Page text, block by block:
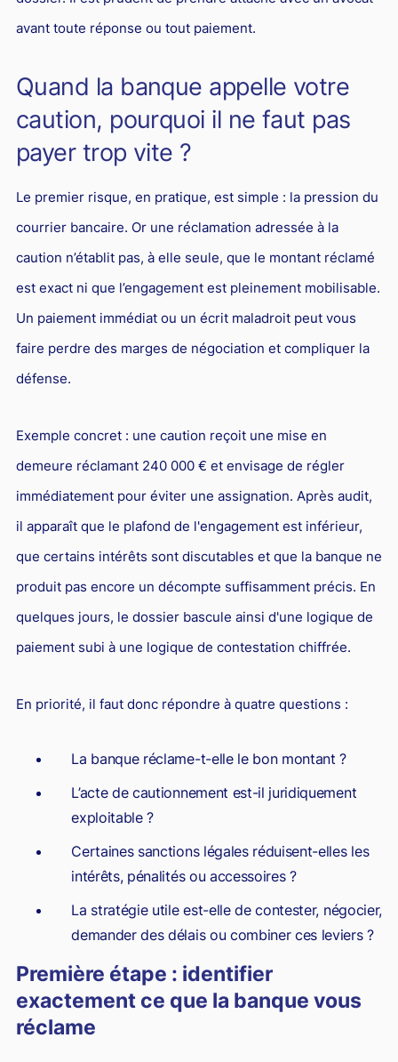
avant toute réponse ou tout paiement.
Quand la banque appelle votre
caution, pourquoi il ne faut pas
payer trop vite ?
Le premier risque, en pratique, est simple : la pression du
courrier bancaire. Or une réclamation adressée à la
caution n’établit pas, à elle seule, que le montant réclamé
est exact ni que l’engagement est pleinement mobilisable.
Un paiement immédiat ou un écrit maladroit peut vous
faire perdre des marges de négociation et compliquer la
défense.
Exemple concret : une caution reçoit une mise en
demeure réclamant 240 000 € et envisage de régler
immédiatement pour éviter une assignation. Après audit,
il apparaît que le plafond de l'engagement est inférieur,
que certains intérêts sont discutables et que la banque ne
produit pas encore un décompte suffisamment précis. En
quelques jours, le dossier bascule ainsi d'une logique de
paiement subi à une logique de contestation chiffrée.
En priorité, il faut donc répondre à quatre questions :
La banque réclame-t-elle le bon montant ?
L’acte de cautionnement est-il juridiquement
exploitable ?
Certaines sanctions légales réduisent-elles les
intérêts, pénalités ou accessoires ?
La stratégie utile est-elle de contester, négocier,
demander des délais ou combiner ces leviers ?
Première étape : identifier
exactement ce que la banque vous
réclame